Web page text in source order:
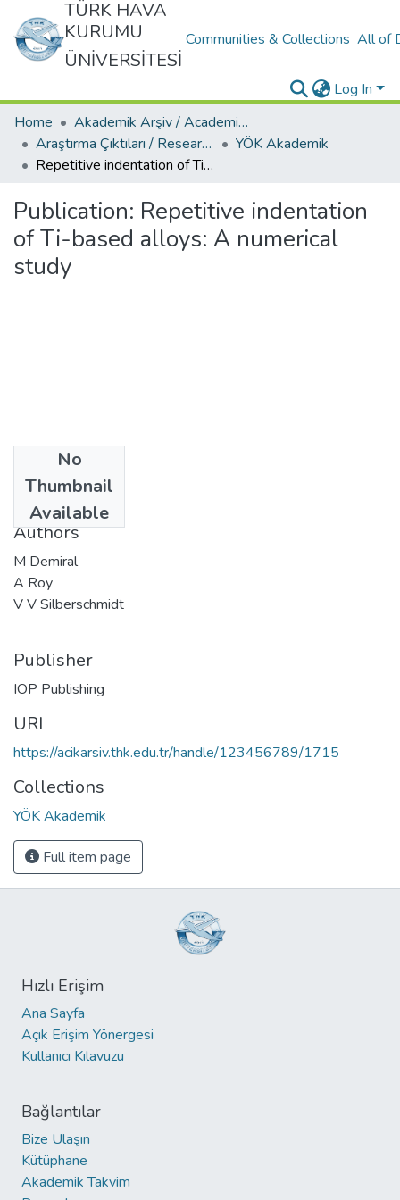
TÜRK HAVA
KURUMU
ÜNİVERSİTESİ
Communities & Collections All of
Log In
Home
Akademik Arşiv / Academic Archive
Araştırma Çıktıları / Research Outcomes
YÖK Akademik
Repetitive indentation of Ti-based alloys: A numerical study
Publication: Repetitive indentation
of Ti-based alloys: A numerical
study
No
Thumbnail
Available
2010-06-01
Authors
M Demiral
A Roy
V V Silberschmidt
Publisher
IOP Publishing
URI
https://acikarsiv.thk.edu.tr/handle/123456789/1715
Collections
YÖK Akademik
Full item page
Hızlı Erişim
Ana Sayfa
Açık Erişim Yönergesi
Kullanıcı Kılavuzu
Bağlantılar
Bize Ulaşın
Kütüphane
Akademik Takvim